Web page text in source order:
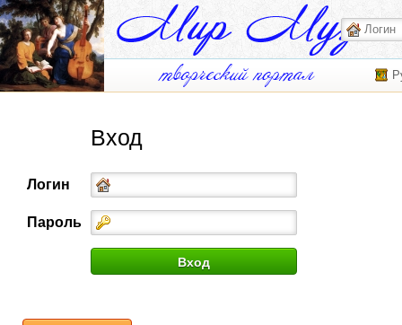
Вход
Логин
Пароль